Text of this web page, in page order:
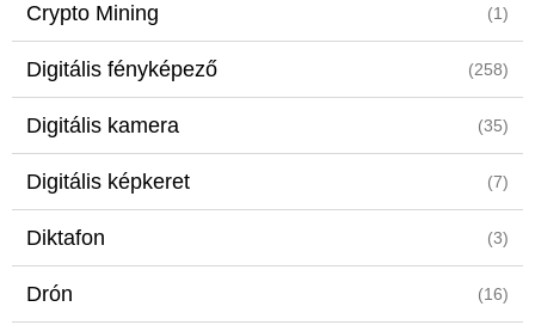
Crypto Mining (1)
Digitális fényképező (258)
Digitális kamera (35)
Digitális képkeret (7)
Diktafon (3)
Drón (16)